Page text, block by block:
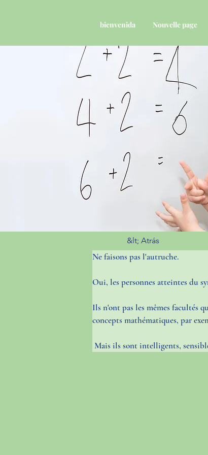
bienvenida Nouvelle page
Ne faisons pas l'autruche.
Oui, les personnes atteintes du
Ils n'ont pas les mêmes facultés
concepts mathématiques, par
Mais ils sont intelligents,
&lt; Atrás